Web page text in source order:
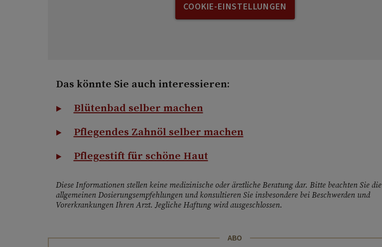
COOKIE-EINSTELLUNGEN
Das könnte Sie auch interessieren:
Blütenbad selber machen
Pflegendes Zahnöl selber machen
Pflegestift für schöne Haut
Diese Informationen stellen keine medizinische oder ärztliche Beratung dar. Bitte beachten Sie die
allgemeinen Dosierungsempfehlungen und konsultieren Sie insbesondere bei Beschwerden und
Vorerkrankungen Ihren Arzt. Jegliche Haftung wird ausgeschlossen.
ABO